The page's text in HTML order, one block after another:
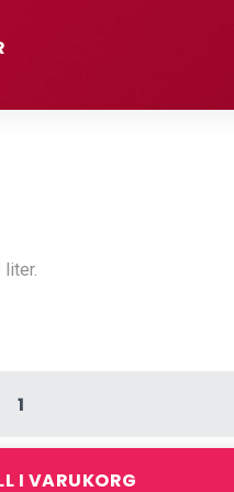
liter.
I VARUKORG